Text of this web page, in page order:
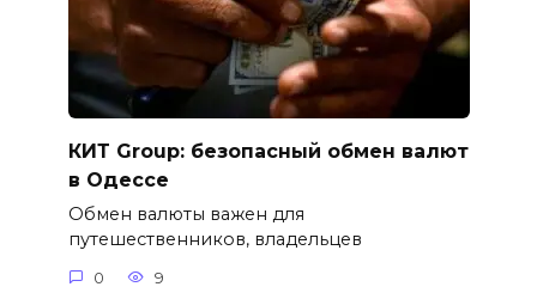
КИТ Group: безопасный обмен валют
в Одессе
Обмен валюты важен для
путешественников, владельцев
0 9